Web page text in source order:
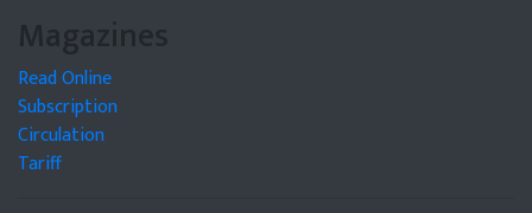
Magazines
Read Online
Subscription
Circulation
Tariff